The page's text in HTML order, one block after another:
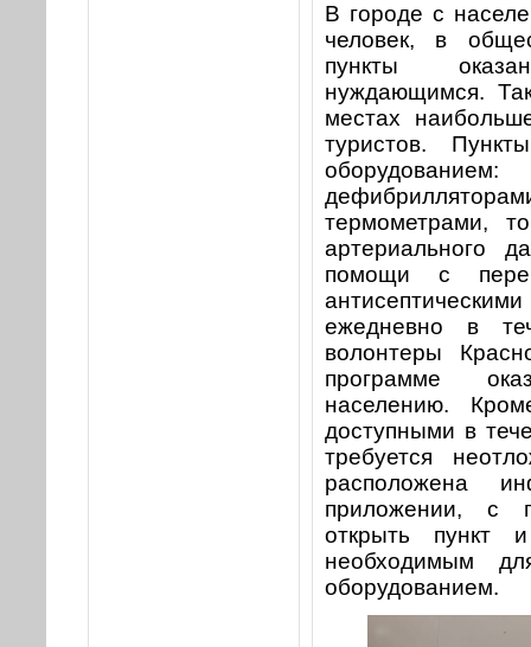
В городе с
человек, в
пункты
нуждающимся.
местах
туристов.
термометрами,
артериального
помощи с
ежедневно в
волонтеры
программе
населению.
доступными в
требуется
расположена
приложении, с
открыть пункт
необходимым
оборудованием.